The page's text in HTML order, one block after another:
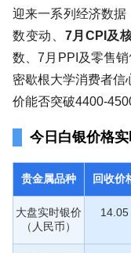
迎来一系列经济数据
数变动、 7月CPI及
数、7月PPI及零售
密歇根大学消费者信
价能否突破4400-
今日白银价格
贵金属品种 回收价
大盘实时银价
（人民币）
14.05